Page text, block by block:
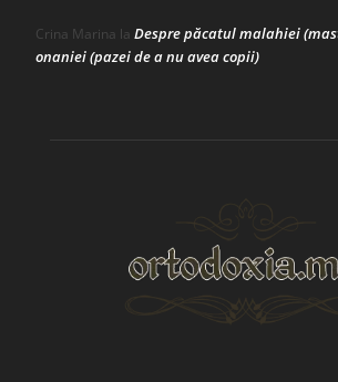
Crina Marina la Despre păcatul malahiei
onaniei (pazei de a nu avea copii)